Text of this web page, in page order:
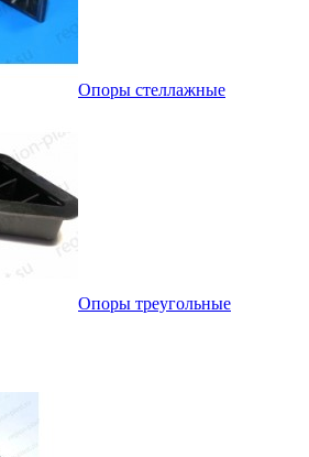
Опоры стеллажные
Опоры треугольные